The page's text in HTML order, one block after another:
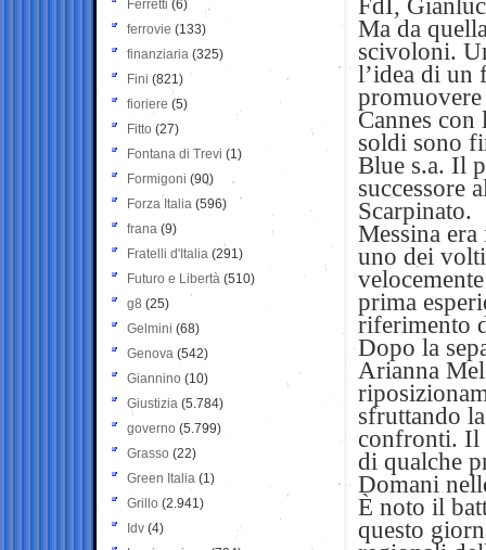
FdI,
Ma da
scivoloni.
l’idea di un
Cannes con
soldi sono
Blue s.a. Il
successore
Scarpinato.
Messina
uno dei
prima
riferimento
Dopo la
Arianna
sfruttando
confronti. Il
di qualche
Domani
È noto il
questo
Ferretti (6)
ferrovie (133)
finanziaria (325)
Fini (821)
fioriere (5)
Fitto (27)
Fontana di Trevi (1)
Formigoni (90)
Forza Italia (596)
frana (9)
Fratelli d'Italia (291)
Futuro e Libertà (510)
g8 (25)
Gelmini (68)
Genova (542)
Giannino (10)
Giustizia (5.784)
governo (5.799)
Grasso (22)
Green Italia (1)
Grillo (2.941)
Idv (4)